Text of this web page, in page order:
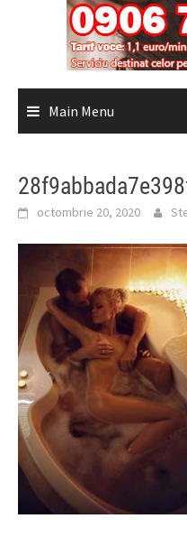
Main Menu
octombrie 20, 2020